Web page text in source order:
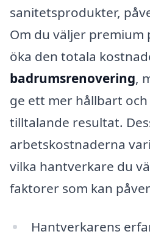
sanitetsprodukter,
Om du väljer
öka den totala
badrumsrenovering,
ge ett mer hållbart
tilltalande resultat.
arbetskostnaderna
vilka hantverkare du
faktorer som kan
Hantverkarens